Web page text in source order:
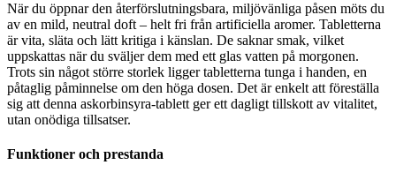
När du öppnar den återförslutningsbara, miljövänliga påsen möts du
av en mild, neutral doft – helt fri från artificiella aromer. Tabletterna
är vita, släta och lätt kritiga i känslan. De saknar smak, vilket
uppskattas när du sväljer dem med ett glas vatten på morgonen.
Trots sin något större storlek ligger tabletterna tunga i handen, en
påtaglig påminnelse om den höga dosen. Det är enkelt att föreställa
sig att denna askorbinsyra-tablett ger ett dagligt tillskott av vitalitet,
utan onödiga tillsatser.
Funktioner och prestanda